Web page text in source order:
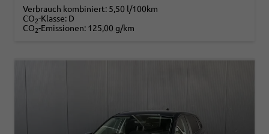
Verbrauch kombiniert: 5,50 l/100km
CO2-Klasse: D
CO2-Emissionen: 125,00 g/km